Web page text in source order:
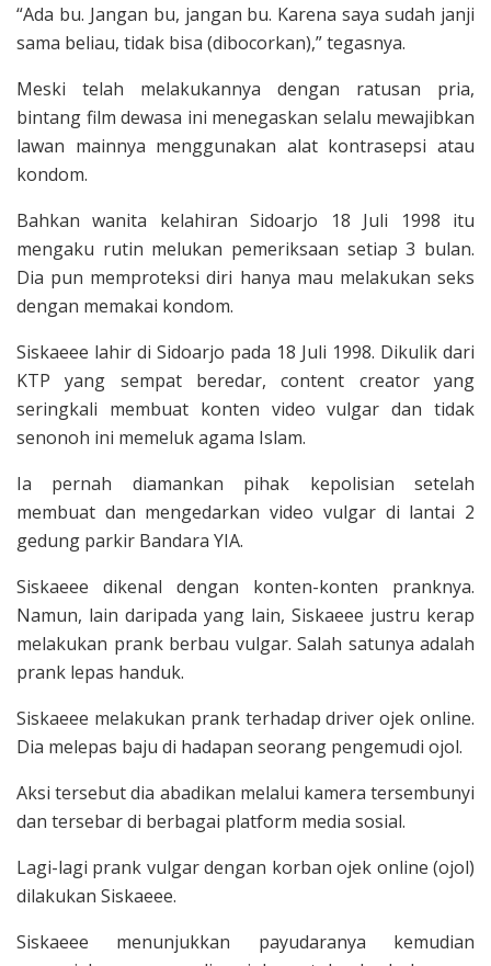
“Ada bu. Jangan bu, jangan bu. Karena saya sudah janji
sama beliau, tidak bisa (dibocorkan),” tegasnya.
Meski telah melakukannya dengan ratusan pria,
bintang film dewasa ini menegaskan selalu mewajibkan
lawan mainnya menggunakan alat kontrasepsi atau
kondom.
Bahkan wanita kelahiran Sidoarjo 18 Juli 1998 itu
mengaku rutin melukan pemeriksaan setiap 3 bulan.
Dia pun memproteksi diri hanya mau melakukan seks
dengan memakai kondom.
Siskaeee lahir di Sidoarjo pada 18 Juli 1998. Dikulik dari
KTP yang sempat beredar, content creator yang
seringkali membuat konten video vulgar dan tidak
senonoh ini memeluk agama Islam.
Ia pernah diamankan pihak kepolisian setelah
membuat dan mengedarkan video vulgar di lantai 2
gedung parkir Bandara YIA.
Siskaeee dikenal dengan konten-konten pranknya.
Namun, lain daripada yang lain, Siskaeee justru kerap
melakukan prank berbau vulgar. Salah satunya adalah
prank lepas handuk.
Siskaeee melakukan prank terhadap driver ojek online.
Dia melepas baju di hadapan seorang pengemudi ojol.
Aksi tersebut dia abadikan melalui kamera tersembunyi
dan tersebar di berbagai platform media sosial.
Lagi-lagi prank vulgar dengan korban ojek online (ojol)
dilakukan Siskaeee.
Siskaeee menunjukkan payudaranya kemudian